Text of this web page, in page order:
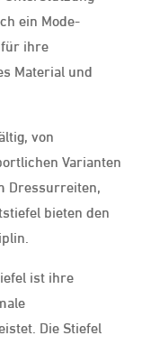
ein Mode-
für ihre
Material und
von
Varianten
Dressurreiten,
bieten den
ist ihre
Die Stiefel